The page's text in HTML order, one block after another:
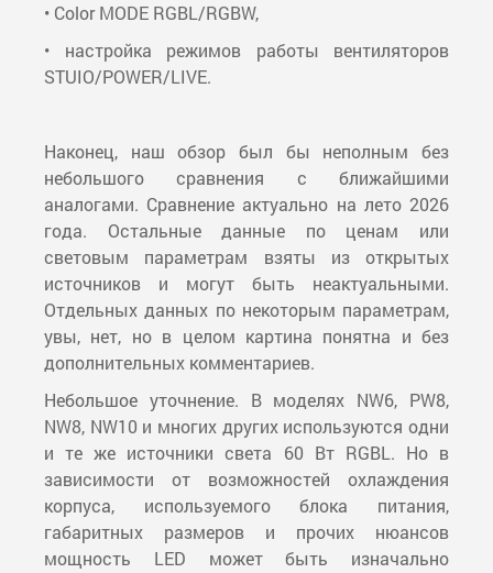
• Color MODE RGBL/RGBW,
• настройка режимов работы вентиляторов
STUIO/POWER/LIVE.
Наконец, наш обзор был бы неполным без
небольшого сравнения с ближайшими
аналогами. Сравнение актуально на лето 2026
года. Остальные данные по ценам или
световым параметрам взяты из открытых
источников и могут быть неактуальными.
Отдельных данных по некоторым параметрам,
увы, нет, но в целом картина понятна и без
дополнительных комментариев.
Небольшое уточнение. В моделях NW6, PW8,
NW8, NW10 и многих других используются одни
и те же источники света 60 Вт RGBL. Но в
зависимости от возможностей охлаждения
корпуса, используемого блока питания,
габаритных размеров и прочих нюансов
мощность LED может быть изначально